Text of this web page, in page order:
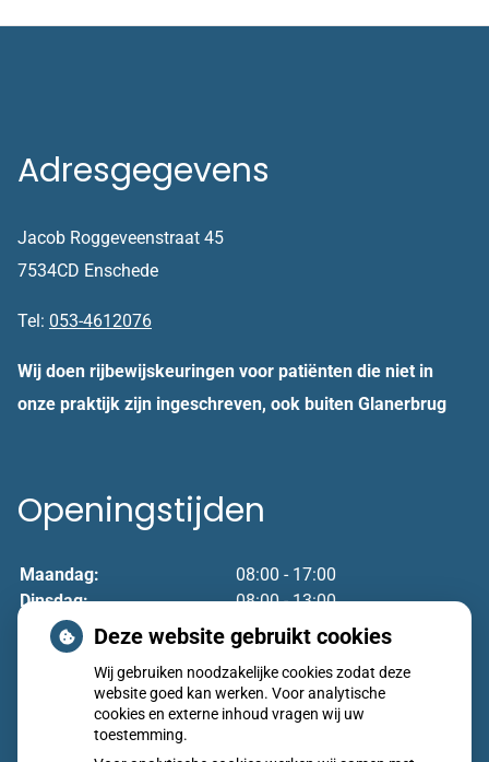
Adresgegevens
Jacob Roggeveenstraat 45
7534CD Enschede
Tel: 053-4612076
Wij doen rijbewijskeuringen voor patiënten die niet in
onze praktijk zijn ingeschreven, ook buiten Glanerbrug
Openingstijden
Maandag:
08:00 - 17:00
Dinsdag:
08:00 - 13:00
Woensdag:
08:00 - 17:00
Donderdag:
08:00 - 17:00
08:00 - 17:00
Deze website gebruikt cookies
Wij gebruiken noodzakelijke cookies zodat deze
website goed kan werken. Voor analytische
cookies en externe inhoud vragen wij uw
toestemming.